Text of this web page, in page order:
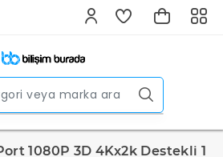
1080P 3D 4Kx2k Destekli 1